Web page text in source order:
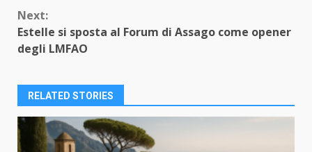
Next:
Estelle si sposta al Forum di Assago come opener
degli LMFAO
RELATED STORIES